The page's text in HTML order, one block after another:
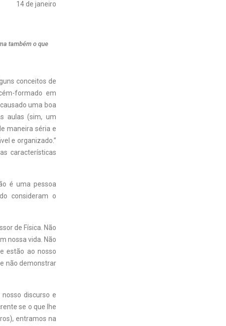
14 de janeiro
também o que
conceitos de
formado em
uma boa
aulas (sim, um
maneira séria e
e organizado.”
características
é uma pessoa
consideram o
de Física. Não
nossa vida. Não
estão ao nosso
não demonstrar
discurso e
se o que lhe
entramos na